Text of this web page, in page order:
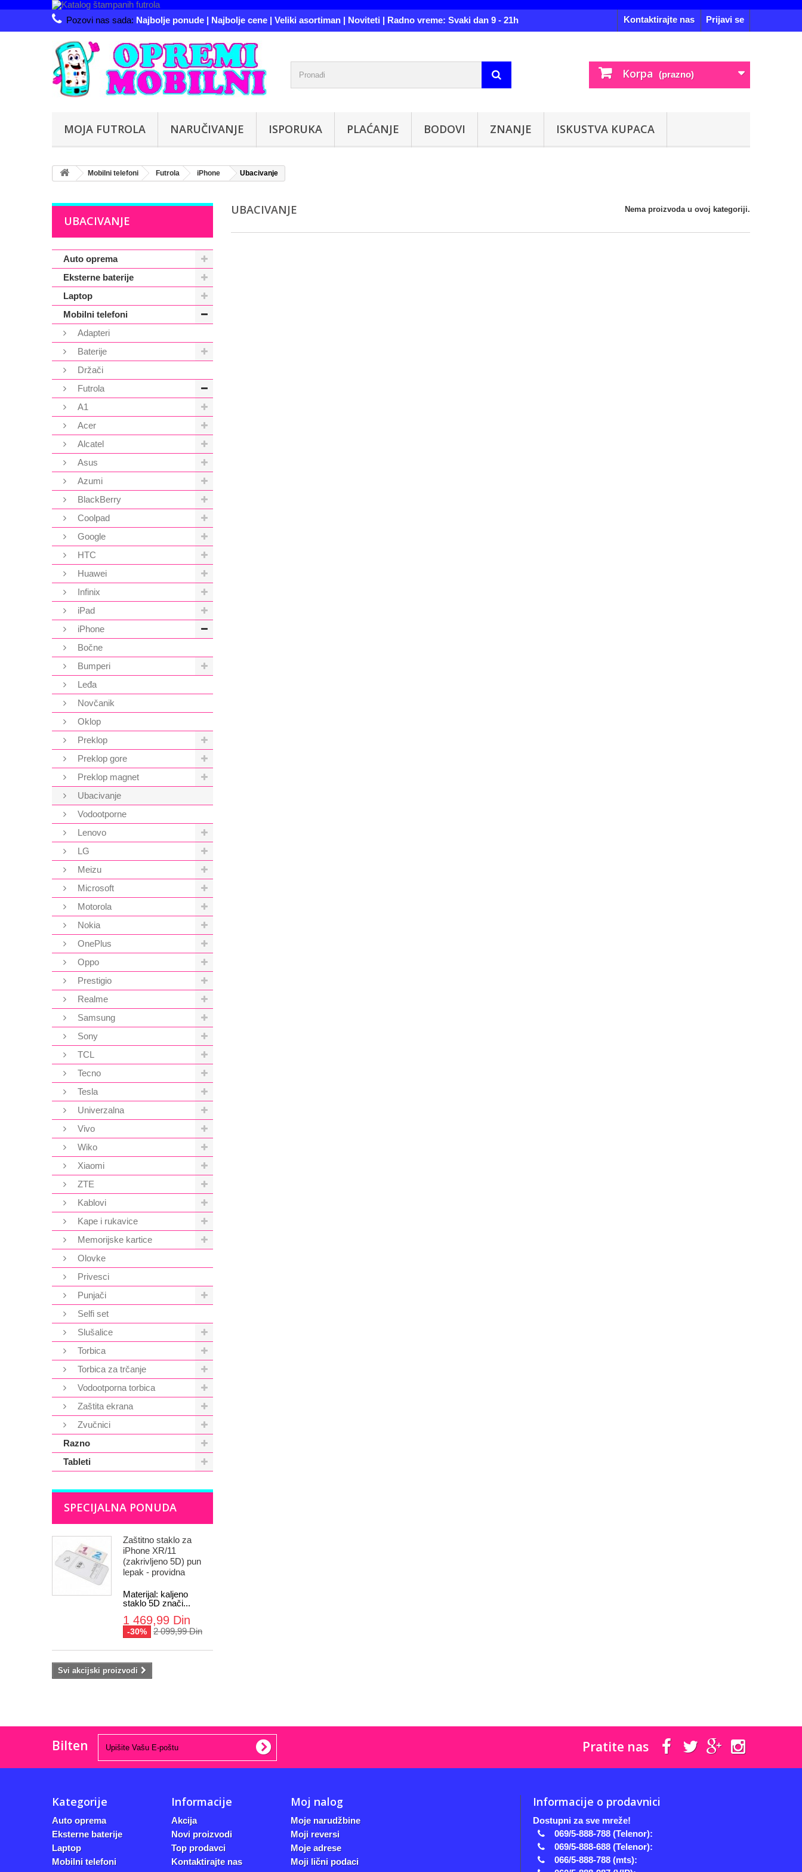
Prijavi se
Kontaktirajte nas
Pozovi nas sada: Najbolje ponude | Najbolje cene | Veliki asortiman | Noviteti | Radno vreme: Svaki dan 9 - 21h
Korpa (prazno)
MOJA FUTROLA NARUČIVANJE ISPORUKA PLAĆANJE BODOVI ZNANJE ISKUSTVA KUPACA
Mobilni telefoni Futrola iPhone Ubacivanje
UBACIVANJE
Auto oprema
Eksterne baterije
Laptop
Mobilni telefoni
Adapteri
Baterije
Držači
Futrola
A1
Acer
Alcatel
Asus
Azumi
BlackBerry
Coolpad
Google
HTC
Huawei
Infinix
iPad
iPhone
Bočne
Bumperi
Leđa
Novčanik
Oklop
Preklop
Preklop gore
Preklop magnet
Ubacivanje
Vodootporne
Lenovo
LG
Meizu
Microsoft
Motorola
Nokia
OnePlus
Oppo
Prestigio
Realme
Samsung
Sony
TCL
Tecno
Tesla
Univerzalna
Vivo
Wiko
Xiaomi
ZTE
Kablovi
Kape i rukavice
Memorijske kartice
Olovke
Privesci
Punjači
Selfi set
Slušalice
Torbica
Torbica za trčanje
Vodootporna torbica
Zaštita ekrana
Zvučnici
Razno
Tableti
SPECIJALNA PONUDA
Zaštitno staklo za
iPhone XR/11
(zakrivljeno 5D) pun
lepak - providna
Materijal: kaljeno
staklo 5D znači...
1 469,99 Din
-30% 2 099,99 Din
Svi akcijski proizvodi
UBACIVANJE Nema proizvoda u ovoj kategoriji.
Bilten Pratite nas
Kategorije
Auto oprema
Eksterne baterije
Laptop
Mobilni telefoni
Informacije
Akcija
Novi proizvodi
Top prodavci
Kontaktirajte nas
Moj nalog
Moje narudžbine
Moji reversi
Moje adrese
Moji lični podaci
Informacije o prodavnici
Dostupni za sve mreže!
069/5-888-788 (Telenor):
069/5-888-688 (Telenor):
066/5-888-788 (mts):